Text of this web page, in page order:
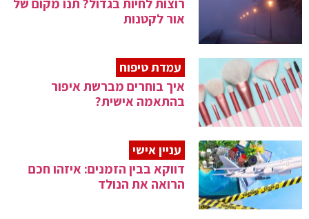
רוצות לחיות בגדול? תנו מקום של
אור לקטנות
עמדת טיפוח
איך בוחרים מברשת איפור
בהתאמה אישית?
עניין אישי
דווקא בבין הזמנים: איזהו חכם
הרואה את הנולד